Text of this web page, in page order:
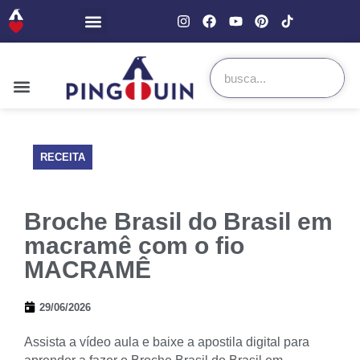
RECEITA
Broche Brasil do Brasil em
macramê com o fio
MACRAMÊ
29/06/2026
Assista a vídeo aula e baixe a apostila digital para